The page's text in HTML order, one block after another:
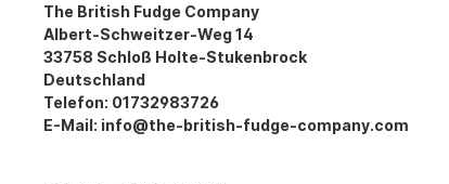
The British Fudge Company
Albert-Schweitzer-Weg 14
33758 Schloß Holte-Stukenbrock
Deutschland
Telefon: 01732983726
E-Mail: info@the-british-fudge-company.com